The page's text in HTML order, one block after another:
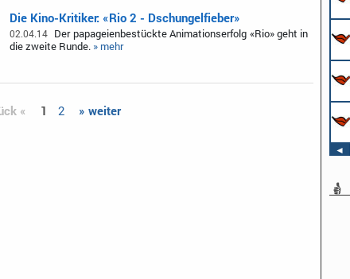
Die Kino-Kritiker: «Rio 2 - Dschungelfieber»
02.04.14 Der papageienbestückte Animationserfolg «Rio» geht in
die zweite Runde. » mehr
« 1 2 » weiter
◄